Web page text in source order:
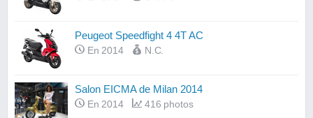
Peugeot Speedfight 4 4T AC
En 2014 N.C.
Salon EICMA de Milan 2014
En 2014 416 photos